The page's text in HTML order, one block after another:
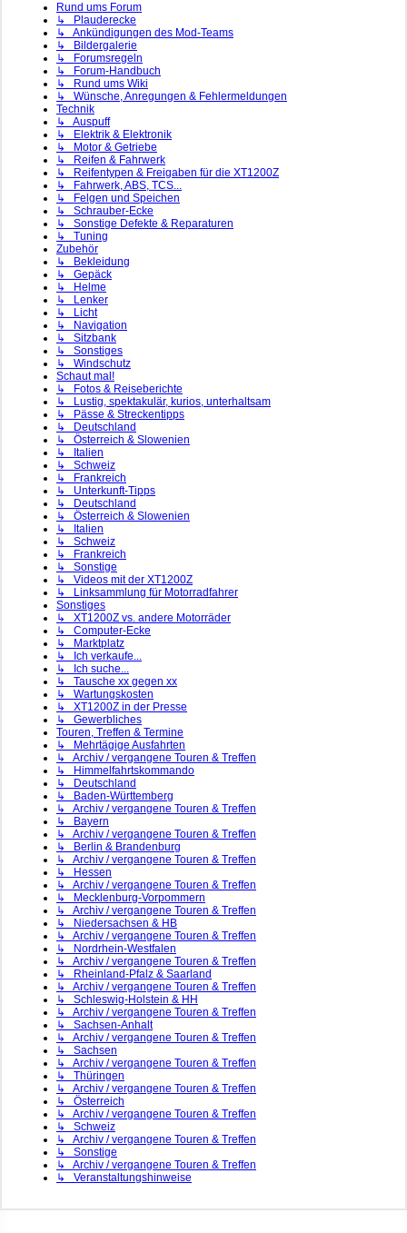
Rund ums Forum
↳ Plauderecke
↳ Ankündigungen des Mod-Teams
↳ Bildergalerie
↳ Forumsregeln
↳ Forum-Handbuch
↳ Rund ums Wiki
↳ Wünsche, Anregungen & Fehlermeldungen
Technik
↳ Auspuff
↳ Elektrik & Elektronik
↳ Motor & Getriebe
↳ Reifen & Fahrwerk
↳ Reifentypen & Freigaben für die XT1200Z
↳ Fahrwerk, ABS, TCS...
↳ Felgen und Speichen
↳ Schrauber-Ecke
↳ Sonstige Defekte & Reparaturen
↳ Tuning
Zubehör
↳ Bekleidung
↳ Gepäck
↳ Helme
↳ Lenker
↳ Licht
↳ Navigation
↳ Sitzbank
↳ Sonstiges
↳ Windschutz
Schaut mal!
↳ Fotos & Reiseberichte
↳ Lustig, spektakulär, kurios, unterhaltsam
↳ Pässe & Streckentipps
↳ Deutschland
↳ Österreich & Slowenien
↳ Italien
↳ Schweiz
↳ Frankreich
↳ Unterkunft-Tipps
↳ Deutschland
↳ Österreich & Slowenien
↳ Italien
↳ Schweiz
↳ Frankreich
↳ Sonstige
↳ Videos mit der XT1200Z
↳ Linksammlung für Motorradfahrer
Sonstiges
↳ XT1200Z vs. andere Motorräder
↳ Computer-Ecke
↳ Marktplatz
↳ Ich verkaufe...
↳ Ich suche...
↳ Tausche xx gegen xx
↳ Wartungskosten
↳ XT1200Z in der Presse
↳ Gewerbliches
Touren, Treffen & Termine
↳ Mehrtägige Ausfahrten
↳ Archiv / vergangene Touren & Treffen
↳ Himmelfahrtskommando
↳ Deutschland
↳ Baden-Württemberg
↳ Archiv / vergangene Touren & Treffen
↳ Bayern
↳ Archiv / vergangene Touren & Treffen
↳ Berlin & Brandenburg
↳ Archiv / vergangene Touren & Treffen
↳ Hessen
↳ Archiv / vergangene Touren & Treffen
↳ Mecklenburg-Vorpommern
↳ Archiv / vergangene Touren & Treffen
↳ Niedersachsen & HB
↳ Archiv / vergangene Touren & Treffen
↳ Nordrhein-Westfalen
↳ Archiv / vergangene Touren & Treffen
↳ Rheinland-Pfalz & Saarland
↳ Archiv / vergangene Touren & Treffen
↳ Schleswig-Holstein & HH
↳ Archiv / vergangene Touren & Treffen
↳ Sachsen-Anhalt
↳ Archiv / vergangene Touren & Treffen
↳ Sachsen
↳ Archiv / vergangene Touren & Treffen
↳ Thüringen
↳ Archiv / vergangene Touren & Treffen
↳ Österreich
↳ Archiv / vergangene Touren & Treffen
↳ Schweiz
↳ Archiv / vergangene Touren & Treffen
↳ Sonstige
↳ Archiv / vergangene Touren & Treffen
↳ Veranstaltungshinweise